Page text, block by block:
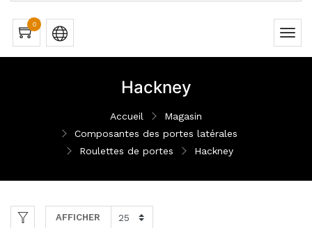
0
Hackney
Accueil
Magasin
Composantes des portes latérales
Roulettes de portes
Hackney
AFFICHER